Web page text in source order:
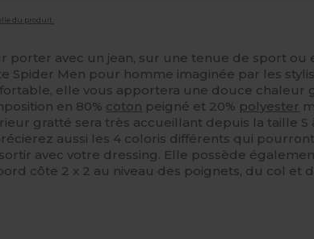
du produit.
porter avec un jean, sur une tenue de sport ou
Spider Men pour homme imaginée par les
elle vous apportera une douce chaleur
en 80% coton peigné et 20% polyester
gratté sera très accueillant depuis la taille S
aussi les 4 coloris différents qui
avec votre dressing. Elle possède
côte 2 x 2 au niveau des poignets, du col et